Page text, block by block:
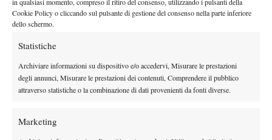
Cookie Policy o cliccando sul pulsante di gestione del consenso nella parte inferiore
dello schermo.
Statistiche
Archiviare informazioni su dispositivo e/o accedervi, Misurare le prestazioni
degli annunci, Misurare le prestazioni dei contenuti, Comprendere il pubblico
attraverso statistiche o la combinazione di dati provenienti da fonti diverse.
Marketing
lumicino. Nonostante questo, ciò che conta per un club come
quello bresciano è continuare a incamerare esperienza – e farla
incamerare alle proprie portacolori – ai massimi livelli dei
strutturate: per questo la trasferta in Versilia, salvezza o no, è
un’altra grande occasione di crescita. Da vivere fino all’ultimo
RISULTATI